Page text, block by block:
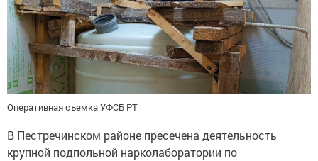
Оперативная съемка УФСБ РТ
В Пестречинском районе пресечена деятельность
крупной подпольной нарколаборатории по